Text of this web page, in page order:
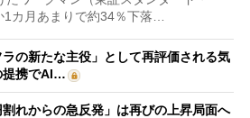
カ月あまりで約34％下落…
の新たな主役」として再評価される気
携でAI…
れからの急反発」は再びの上昇局面へ